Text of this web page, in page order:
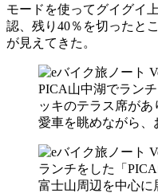
モードを使ってグイグイ
認、残り40％を切ったと
が見えてきた。
PICA山中湖でラン
ッキのテラス席が
愛車を眺めながら、
ランチをした「
富士山周辺を中心に